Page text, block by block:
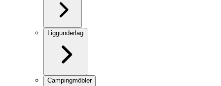
Liggunderlag
Campingmöbler